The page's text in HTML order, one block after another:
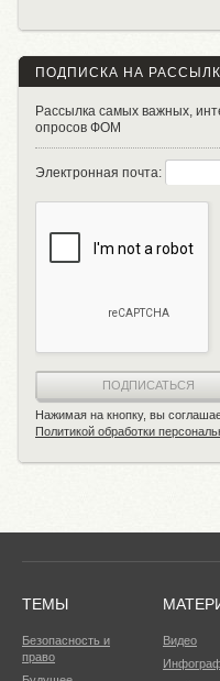
ПОДПИСКА НА
Рассылка самых важных,
опросов ФОМ
Электронная почта:
ПОДПИСАТЬСЯ
Нажимая на кнопку, вы
Политикой обработки
ТЕМЫ
Безопасность и
право
Видео